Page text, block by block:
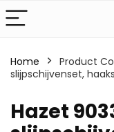
Home Product
slijpschijvenset,
Hazet